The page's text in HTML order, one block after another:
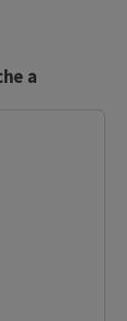
a